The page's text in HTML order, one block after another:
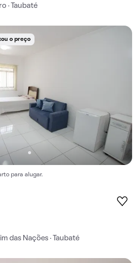
· Taubaté
o preço
para alugar.
das Nações · Taubaté